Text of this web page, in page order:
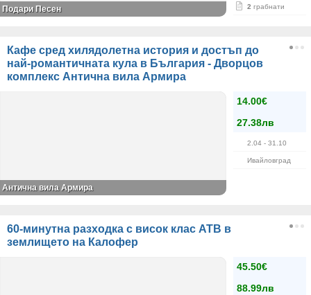
2 грабнати
Подари Песен
Кафе сред хилядолетна история и достъп до
най-романтичната кула в България - Дворцов
комплекс Антична вила Армира
14.00€
27.38лв
2.04 - 31.10
Ивайловград
Антична вила Армира
60-минутна разходка с висок клас АТВ в
землището на Калофер
45.50€
88.99лв